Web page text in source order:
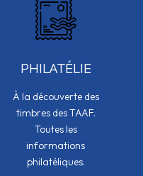
PHILATÉLIE
À la découverte des
timbres des TAAF.
Toutes les
informations
philatéliques.